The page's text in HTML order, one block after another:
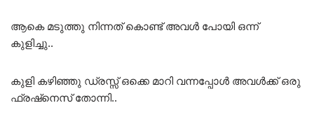
ആകെ മടുത്തു നിന്നത് കൊണ്ട് അവൾ പോയി ഒന്ന്
കുളിച്ചു..
കുളി കഴിഞ്ഞു ഡ്രസ്സ്‌ ഒക്കെ മാറി വന്നപ്പോൾ അവൾക്ക് ഒരു
ഫ്രഷ്‌നെസ് തോന്നി..